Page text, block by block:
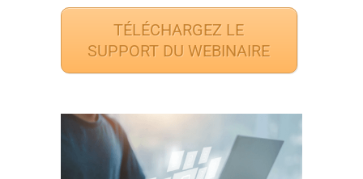
TÉLÉCHARGEZ LE
SUPPORT DU WEBINAIRE